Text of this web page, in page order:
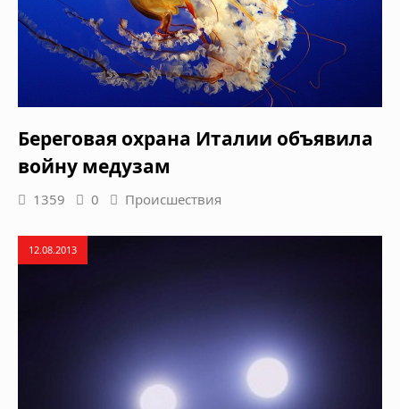
Береговая охрана Италии объявила
войну медузам
1359 0 Происшествия
12.08.2013